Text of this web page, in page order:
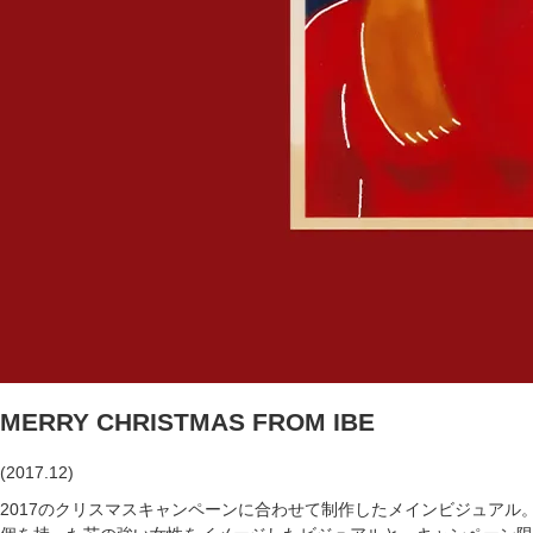
MERRY CHRISTMAS FROM IBE
(2017.12)
2017のクリスマスキャンペーンに合わせて制作したメインビジュアル